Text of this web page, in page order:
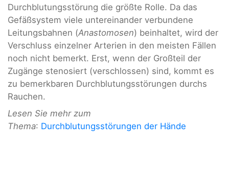
Durchblutungsstörung die größte Rolle. Da das
Gefäßsystem viele untereinander verbundene
Leitungsbahnen (Anastomosen) beinhaltet, wird der
Verschluss einzelner Arterien in den meisten Fällen
noch nicht bemerkt. Erst, wenn der Großteil der
Zugänge stenosiert (verschlossen) sind, kommt es
zu bemerkbaren Durchblutungsstörungen durchs
Rauchen.
Lesen Sie mehr zum
Thema: Durchblutungsstörungen der Hände